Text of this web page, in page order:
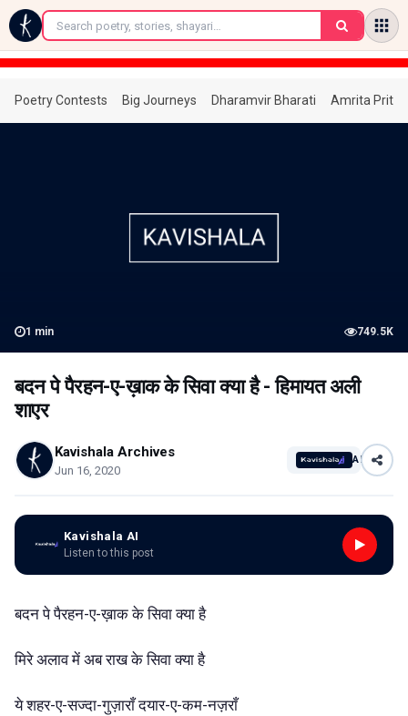
←
Poetry Contests Big Journeys Dharamvir Bharati Amrita
1 min 749.5K
बदन पे पैरहन-ए-ख़ाक के सिवा क्या है - हिमायत अली
शाएर
Kavishala Archives
Jun 16, 2020
AI
Kavishala AI
Listen to this post
बदनपेपैरहन-ए-ख़ाककेसिवाक्याहै
मिरेअलावमें अबराखकेसिवाक्याहै
येशहर-ए-सज्दा-गुज़ाराँदयार-ए-कम-नज़राँ